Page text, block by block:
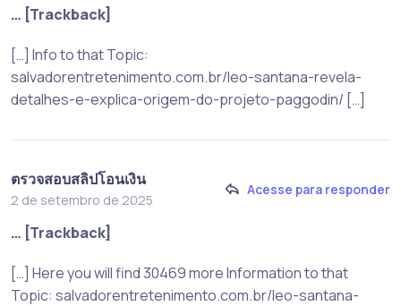
… [Trackback]
[…] Info to that Topic:
salvadorentretenimento.com.br/leo-santana-revela-
detalhes-e-explica-origem-do-projeto-paggodin/ […]
ตรวจสอบสลิปโอนเงิน
2 de setembro de 2025
Acesse para responder
… [Trackback]
[…] Here you will find 30469 more Information to that
Topic: salvadorentretenimento.com.br/leo-santana-